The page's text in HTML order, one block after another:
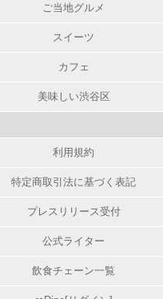
ご当地グルメ
スイーツ
カフェ
美味しい渋谷区
利用規約
特定商取引法に基づく表記
プレスリリース受付
公式ライター
飲食チェーン一覧